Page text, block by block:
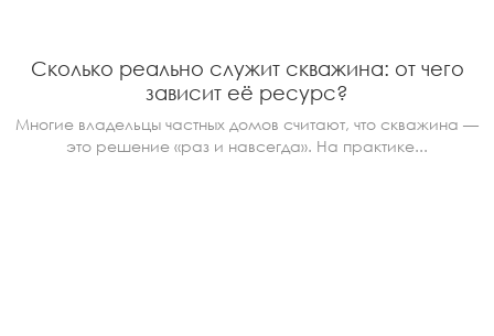
Сколько реально служит скважина: от чего
зависит её ресурс?
Многие владельцы частных домов считают, что скважина —
это решение «раз и навсегда». На практике...